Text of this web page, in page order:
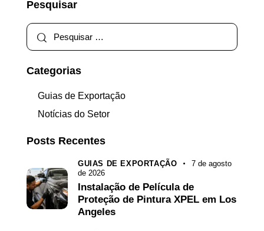
Pesquisar
Categorias
Guias de Exportação
Notícias do Setor
Posts Recentes
GUIAS DE EXPORTAÇÃO
7 de agosto
de 2026
Instalação de Película de
Proteção de Pintura XPEL em Los
Angeles